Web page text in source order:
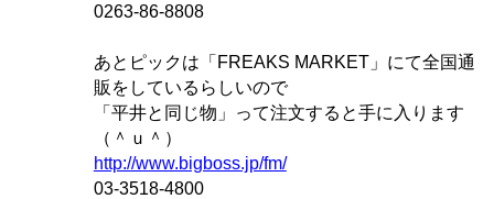
0263-86-8808
あとピックは「FREAKS MARKET」にて全国通
販をしているらしいので
「平井と同じ物」って注文すると手に入ります
（＾ｕ＾）
http://www.bigboss.jp/fm/
03-3518-4800